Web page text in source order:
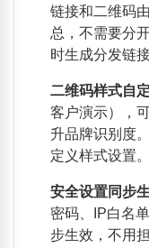
链接和二维码
总，不需要分
时生成分发链
二维码样式自
客户演示），
升品牌识别度
定义样式设置。
安全设置同步
密码、IP白名
步生效，不用